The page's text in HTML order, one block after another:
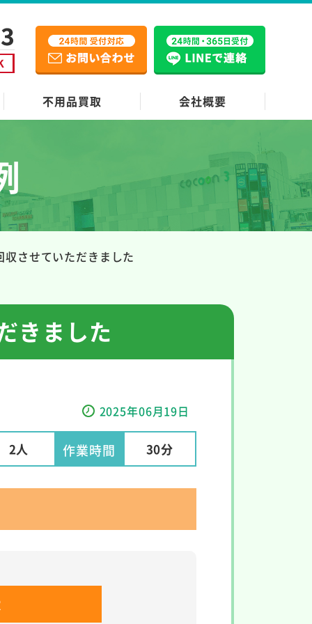
不用品買取 会社概要
させていただきました
きました
2025年06月19日
2人 作業時間 30分